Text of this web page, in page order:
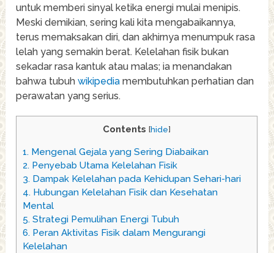
untuk memberi sinyal ketika energi mulai menipis.
Meski demikian, sering kali kita mengabaikannya,
terus memaksakan diri, dan akhirnya menumpuk rasa
lelah yang semakin berat. Kelelahan fisik bukan
sekadar rasa kantuk atau malas; ia menandakan
bahwa tubuhwikipedia membutuhkan perhatian dan
perawatan yang serius.
Contents [hide]
1. Mengenal Gejala yang Sering Diabaikan
2. Penyebab Utama Kelelahan Fisik
3. Dampak Kelelahan pada Kehidupan Sehari-hari
4. Hubungan Kelelahan Fisik dan Kesehatan
Mental
5. Strategi Pemulihan Energi Tubuh
6. Peran Aktivitas Fisik dalam Mengurangi
Kelelahan